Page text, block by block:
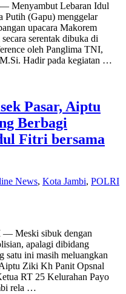
Menyambut Lebaran Idul
(Gapu) menggelar
upacara Makorem
serentak dibuka di
oleh Panglima TNI,
Hadir pada kegiatan …
Pasar, Aiptu
Berbagi
Fitri bersama
News, Kota Jambi, POLRI
Meski sibuk dengan
apalagi dibidang
satu ini masih meluangkan
Ziki Kh Panit Opsnal
RT 25 Kelurahan Payo
rela …